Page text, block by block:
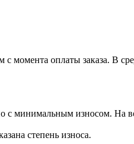
момента оплаты заказа. В
с минимальным износом. На
степень износа.